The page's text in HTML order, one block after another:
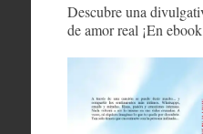
Descubre una
de amor real ¡En